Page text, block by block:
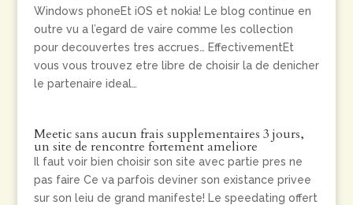
Windows phoneEt iOS et nokia! Le blog continue en
outre vu a l’egard de vaire comme les collection
pour decouvertes tres accrues… EffectivementEt
vous vous trouvez etre libre de choisir la de denicher
le partenaire ideal…
Meetic sans aucun frais supplementaires 3 jours,
un site de rencontre fortement ameliore
Il faut voir bien choisir son site avec partie pres ne
pas faire Ce va parfois deviner son existance privee
sur son leiu de grand manifeste! Le speedating offert